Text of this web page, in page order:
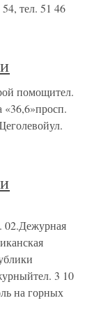
тел. 51 46
помощител.
«36,6»просп.
02.Дежурная
3 10
на горных